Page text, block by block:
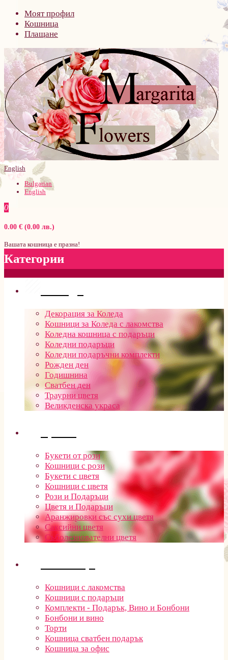
Моят профил
Кошница
Плащане
English
Bulgarian
English
0
0.00 € (0.00 лв.)
Вашата кошница е празна!
Категории
Декорация за Коледа
Кошници за Коледа с лакомства
Коледна кошница с подаръци
Коледни подаръци
Коледни подаръчни комплекти
Рожден ден
Годишнина
Сватбен ден
Траурни цветя
Великденска украса
Букети от рози
Кошници с рози
Букети с цветя
Кошници с цветя
Рози и Подаръци
Цветя и Подаръци
Аранжировки със сухи цветя
Саксийни цветя
Съболезнователни цветя
Кошници с лакомства
Кошници с подаръци
Комплекти - Подарък, Вино и Бонбони
Бонбони и вино
Торти
Кошница сватбен подарък
Кошница за офис